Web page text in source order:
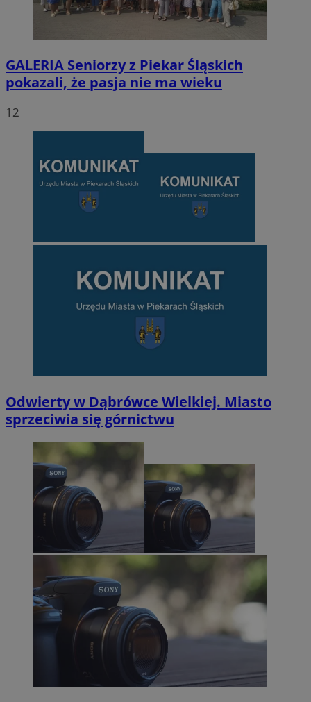
GALERIA Seniorzy z Piekar Śląskich
pokazali, że pasja nie ma wieku
12
Odwierty w Dąbrówce Wielkiej. Miasto
sprzeciwia się górnictwu